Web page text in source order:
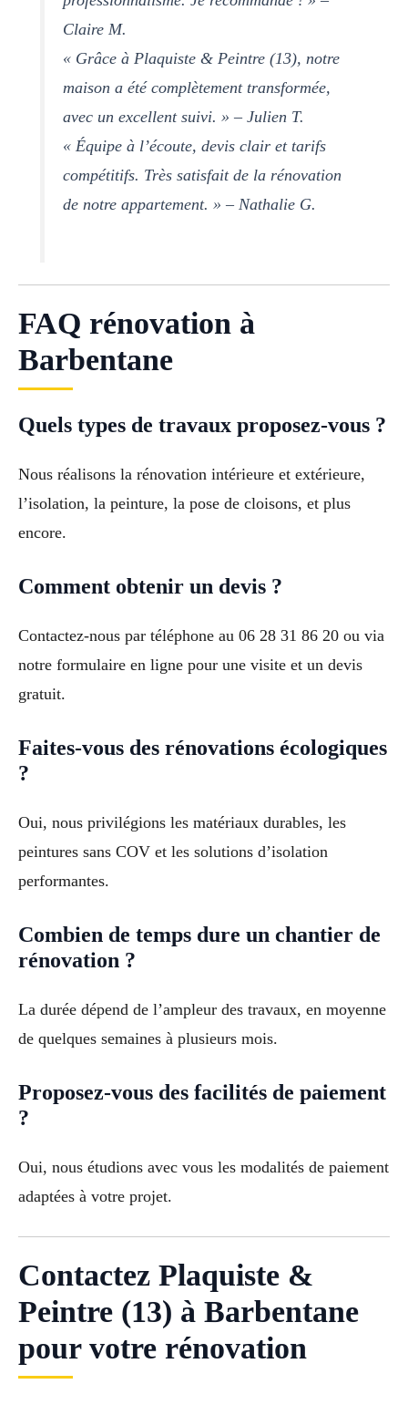
Claire M.
« Grâce à Plaquiste & Peintre (13), notre
maison a été complètement transformée,
avec un excellent suivi. » – Julien T.
« Équipe à l’écoute, devis clair et tarifs
compétitifs. Très satisfait de la rénovation
de notre appartement. » – Nathalie G.
FAQ rénovation à
Barbentane
Quels types de travaux proposez-vous ?
Nous réalisons la rénovation intérieure et extérieure,
l’isolation, la peinture, la pose de cloisons, et plus
encore.
Comment obtenir un devis ?
Contactez-nous par téléphone au 06 28 31 86 20 ou via
notre formulaire en ligne pour une visite et un devis
gratuit.
Faites-vous des rénovations écologiques
?
Oui, nous privilégions les matériaux durables, les
peintures sans COV et les solutions d’isolation
performantes.
Combien de temps dure un chantier de
rénovation ?
La durée dépend de l’ampleur des travaux, en moyenne
de quelques semaines à plusieurs mois.
Proposez-vous des facilités de paiement
?
Oui, nous étudions avec vous les modalités de paiement
adaptées à votre projet.
Contactez Plaquiste &
Peintre (13) à Barbentane
pour votre rénovation